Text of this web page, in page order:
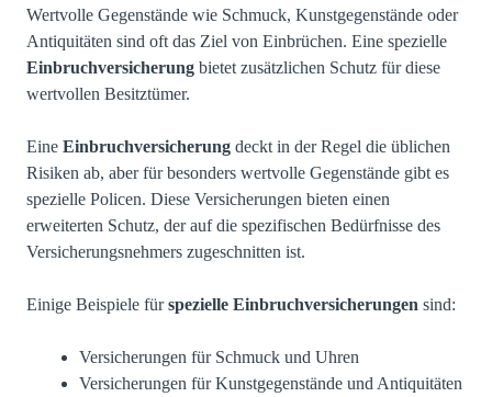
Wertvolle Gegenstände wie Schmuck, Kunstgegenstände oder
Antiquitäten sind oft das Ziel von Einbrüchen. Eine spezielle
Einbruchversicherung bietet zusätzlichen Schutz für diese
wertvollen Besitztümer.
Eine Einbruchversicherung deckt in der Regel die üblichen
Risiken ab, aber für besonders wertvolle Gegenstände gibt es
spezielle Policen. Diese Versicherungen bieten einen
erweiterten Schutz, der auf die spezifischen Bedürfnisse des
Versicherungsnehmers zugeschnitten ist.
Einige Beispiele fürspezielle Einbruchversicherungen sind:
Versicherungen für Schmuck und Uhren
Versicherungen für Kunstgegenstände und Antiquitäten